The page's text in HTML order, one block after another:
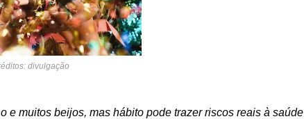
divulgação
e muitos beijos, mas hábito pode trazer riscos reais à saúde